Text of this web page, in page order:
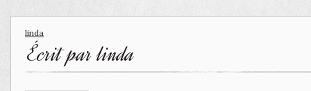
linda
Écrit parlinda